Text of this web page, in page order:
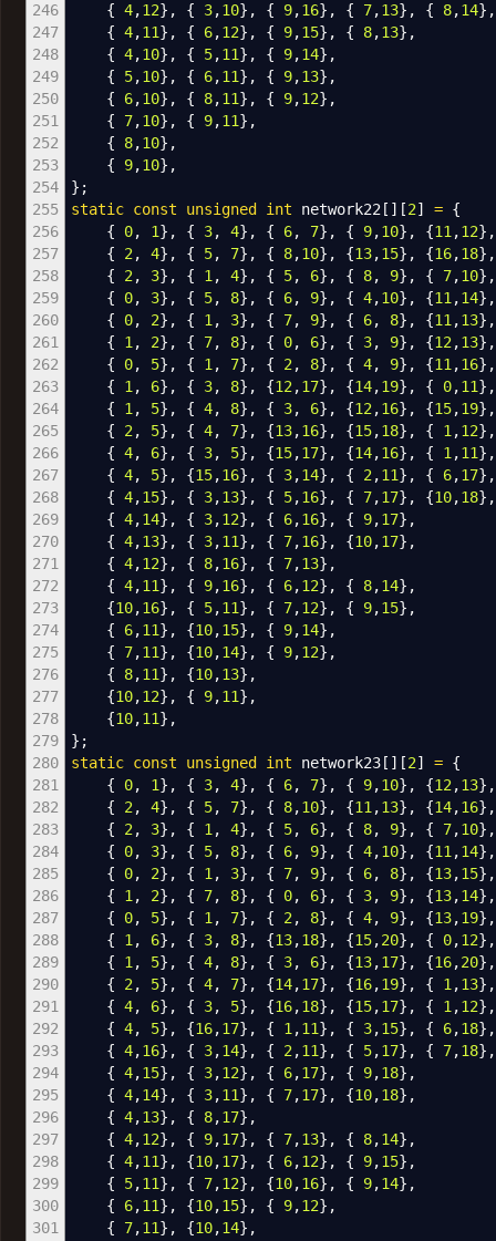
246
247
248
249
250
251
252
253
254
255
256
257
258
259
260
261
262
263
264
265
266
267
268
269
270
271
272
273
274
275
276
277
278
279
280
281
282
283
284
285
286
287
288
289
290
291
292
293
294
295
296
297
298
299
300
301
{ 4,12} , { 3,10} , { 9,16} , { 7,13} , { 8,14} ,
{ 4,11} , { 6,12} , { 9,15} , { 8,13} ,
{ 4,10} , { 5,11} , { 9,14} ,
{
5,10} , { 6,11} , { 9,13} ,
{
6,10} , { 8,11} , { 9,12} ,
{
7,10} , { 9,11} ,
{
8,10} ,
{
9,10} ,
} ;
static const unsigned int network22[ ] [2] = {
{
0, 1} , { 3, 4} , { 6, 7} , { 9,10} , {11,12}
{
2, 4} , { 5, 7} , { 8,10} , {13,15} , {16,18}
{
2, 3} , { 1, 4} , { 5, 6} , { 8, 9} , { 7,10}
{
0, 3} , { 5, 8} , { 6, 9} , { 4,10} , {11,14}
{
0, 2} , { 1, 3} , { 7, 9} , { 6, 8} , {11,13}
{
1, 2} , { 7, 8} , { 0, 6} , { 3, 9} , {12,13}
{
0, 5} , { 1, 7} , { 2, 8} , { 4, 9} , {11,16}
{
1, 6} , { 3, 8} , {12,17} , {14,19} , { 0,11}
{
1, 5} , { 4, 8} , { 3, 6} , {12,16} , {15,19}
{
2, 5} , { 4, 7} , {13,16} , {15,18} , { 1,12}
{ 4, 6} , { 3, 5} , {15,17} , {14,16} , { 1,11}
{ 4, 5} , {15,16} , { 3,14} , { 2,11} , { 6,17}
{ 4,15} , { 3,13} , { 5,16} , { 7,17} , {10,18} ,
{ 4,14} , { 3,12} , { 6,16} , { 9,17} ,
{ 4,13} , { 3,11} , { 7,16} , {10,17} ,
{ 4,12} , { 8,16} , { 7,13} ,
{ 4,11} , { 9,16} , { 6,12} , { 8,14} ,
{10,16} , { 5,11} , { 7,12} , { 9,15} ,
{
6,11} , {10,15} , { 9,14} ,
{
7,11} , {10,14} , { 9,12} ,
{
8,11} , {10,13} ,
{10,12} , { 9,11} ,
{10,11} ,
} ;
static const unsigned int network23[ ] [2] = {
{
0, 1} , { 3, 4} , { 6, 7} , { 9,10} , {12,13}
{
2, 4} , { 5, 7} , { 8,10} , {11,13} , {14,16}
{
2, 3} , { 1, 4} , { 5, 6} , { 8, 9} , { 7,10}
{
0, 3} , { 5, 8} , { 6, 9} , { 4,10} , {11,14}
{
0, 2} , { 1, 3} , { 7, 9} , { 6, 8} , {13,15}
{
1, 2} , { 7, 8} , { 0, 6} , { 3, 9} , {13,14}
{
0, 5} , { 1, 7} , { 2, 8} , { 4, 9} , {13,19}
{
1, 6} , { 3, 8} , {13,18} , {15,20} , { 0,12}
{
1, 5} , { 4, 8} , { 3, 6} , {13,17} , {16,20}
{
2, 5} , { 4, 7} , {14,17} , {16,19} , { 1,13}
{ 4, 6} , { 3, 5} , {16,18} , {15,17} , { 1,12}
{ 4, 5} , {16,17} , { 1,11} , { 3,15} , { 6,18}
{ 4,16} , { 3,14} , { 2,11} , { 5,17} , { 7,18}
{ 4,15} , { 3,12} , { 6,17} , { 9,18} ,
{ 4,14} , { 3,11} , { 7,17} , {10,18} ,
{ 4,13} , { 8,17} ,
{ 4,12} , { 9,17} , { 7,13} , { 8,14} ,
{ 4,11} , {10,17} , { 6,12} , { 9,15} ,
{
5,11} , { 7,12} , {10,16} , { 9,14} ,
{
6,11} , {10,15} , { 9,12} ,
{
7,11} , {10,14} ,